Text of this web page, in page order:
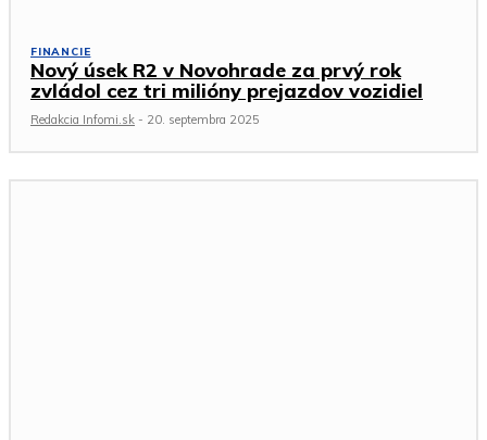
FINANCIE
Nový úsek R2 v Novohrade za prvý rok
zvládol cez tri milióny prejazdov vozidiel
Redakcia Infomi.sk - 20. septembra 2025